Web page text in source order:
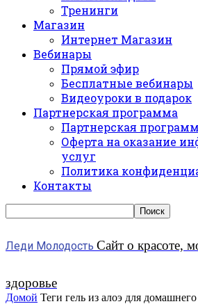
Тренинги
Магазин
Интернет Магазин
Вебинары
Прямой эфир
Бесплатные вебинары
Видеоуроки в подарок
Партнерская программа
Партнерская
Оферта на оказание
услуг
Политика
Контакты
Леди Молодость Сайт о красоте,
здоровье
Домой Теги гель из алоэ для домашнего